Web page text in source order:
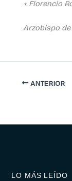
+ Florencio
Arzobispo
ANTERIOR
LO MÁS LEÍDO